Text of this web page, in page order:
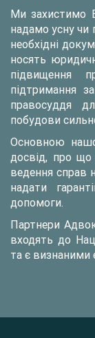
Ми захистимо
надамо усну чи
необхідні
носять
підвищення
підтримання
правосуддя
побудови
Основною
досвід, про що
ведення справ
надати
допомоги.
Партнери
входять до
та є визнаними